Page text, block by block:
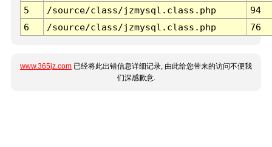
5
/source/class/jzmysql.class.php
94
6
/source/class/jzmysql.class.php 76
www.365jz.com 已经将此出错信息详细记录, 由此给您带来的访问不便我
们深感歉意.